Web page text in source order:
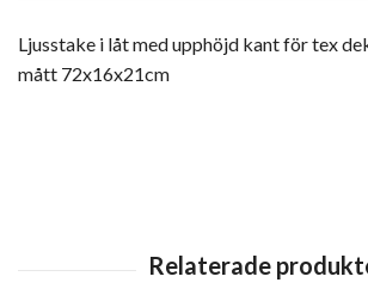
Ljusstake i låt med upphöjd kant för tex
mått 72x16x21cm